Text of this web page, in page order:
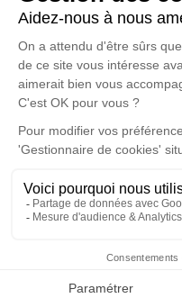
Faire-part
Nous vous invitons à
souhaitez, laisser vos
une anecdote ou
poèmes, des textes, etc.
Cet endroit est un lieu
Que son souvenir
comme son rire
Vous trouverez ci-
Septembre à 11h30. Si
retrouvons-nous
Nous vous convions
souhaitent à nous